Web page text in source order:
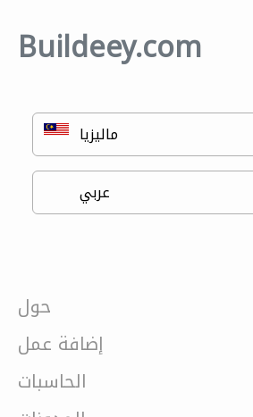
Buildeey.com
حول
إضافة عمل
الحاسبات